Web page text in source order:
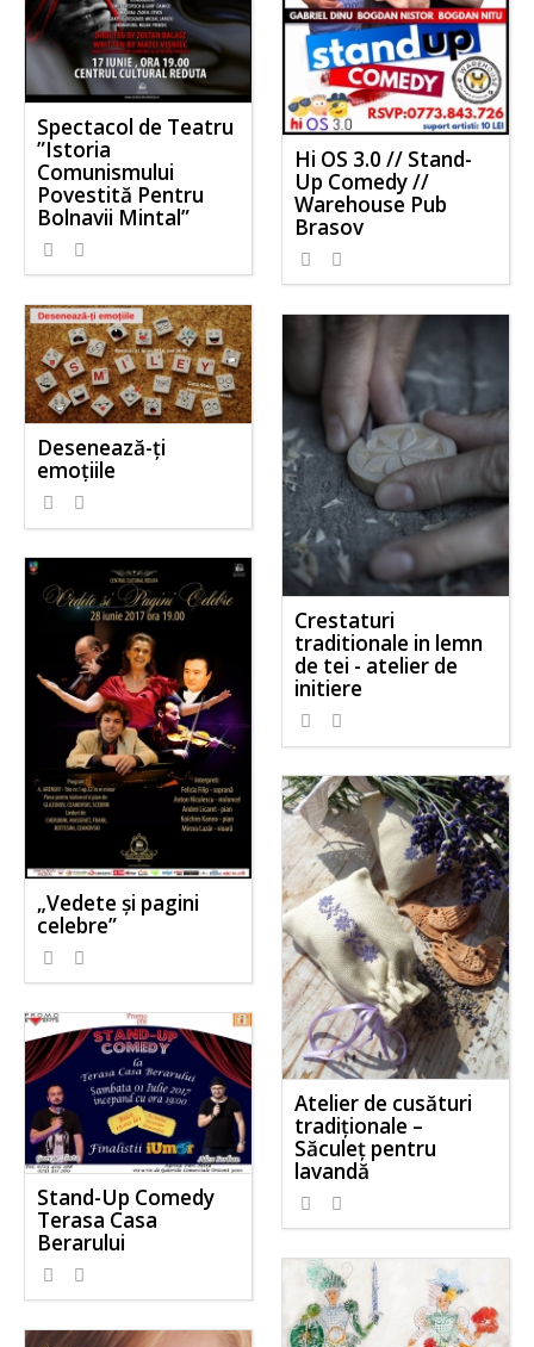
Spectacol de Teatru
”Istoria
Comunismului
Povestită Pentru
Bolnavii Mintal”
Hi OS 3.0 // Stand-
Up Comedy //
Warehouse Pub
Brasov
Desenează-ți
emoțiile
Crestaturi
traditionale in lemn
de tei - atelier de
initiere
„Vedete și pagini
celebre”
Atelier de cusături
tradiționale –
Săculeț pentru
lavandă
Stand-Up Comedy
Terasa Casa
Berarului